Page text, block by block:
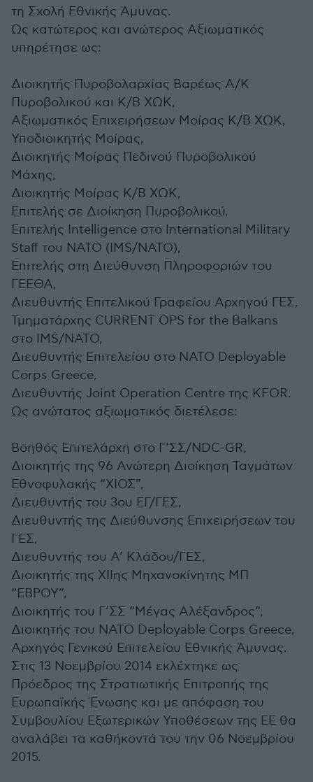
τη Σχολή Εθνικής Άμυνας.
Ως κατώτερος και ανώτερος Αξιωματικός
υπηρέτησε ως:
Διοικητής Πυροβολαρχίας Βαρέως Α/Κ
Πυροβολικού και Κ/Β ΧΩΚ,
Αξιωματικός Επιχειρήσεων Μοίρας Κ/Β ΧΩΚ,
Υποδιοικητής Μοίρας,
Διοικητής Μοίρας Πεδινού Πυροβολικού
Μάχης,
Διοικητής Μοίρας Κ/Β ΧΩΚ,
Επιτελής σε Διοίκηση Πυροβολικού,
Επιτελής Intelligence στο International Military
Staff του ΝΑΤΟ (IMS/NATO),
Επιτελής στη Διεύθυνση Πληροφοριών του
ΓΕΕΘΑ,
Διευθυντής Επιτελικού Γραφείου Αρχηγού ΓΕΣ,
Τμηματάρχης CURRENT OPS for the Balkans
στο IMS/NATO,
Διευθυντής Επιτελείου στο NATO Deployable
Corps Greece,
Διευθυντής Joint Operation Centre της KFOR.
Ως ανώτατος αξιωματικός διετέλεσε:
Bοηθός Επιτελάρχη στο Γ’ΣΣ/NDC-GR,
Διοικητής της 96 Ανώτερη Διοίκηση Ταγμάτων
Εθνοφυλακής “ΧΙΟΣ”,
Διευθυντής του 3ου ΕΓ/ΓΕΣ,
Διευθυντής της Διεύθυνσης Επιχειρήσεων του
ΓΕΣ,
Διευθυντής του Α’ Κλάδου/ΓΕΣ,
Διοικητής της ΧΙΙης Μηχανοκίνητης ΜΠ
“ΕΒΡΟΥ”,
Διοικητής του Γ’ΣΣ “Μέγας Αλέξανδρος”,
Διοικητής του NATO Deployable Corps Greece,
Αρχηγός Γενικού Επιτελείου Εθνικής Άμυνας.
Στις 13 Νοεμβρίου 2014 εκλέχτηκε ως
Πρόεδρος της Στρατιωτικής Επιτροπής της
Ευρωπαϊκής Ένωσης και με απόφαση του
Συμβουλίου Εξωτερικών Υποθέσεων της ΕΕ θα
αναλάβει τα καθήκοντά του την 06 Νοεμβρίου
2015.